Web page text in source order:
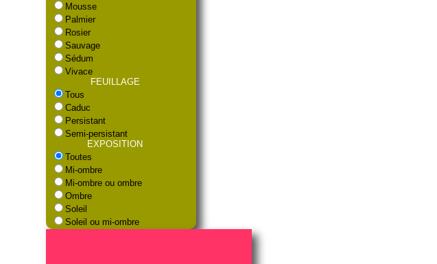
Mousse
Palmier
Rosier
Sauvage
Sédum
Vivace
FEUILLAGE
Tous
Caduc
Persistant
Semi-persistant
EXPOSITION
Toutes
Mi-ombre
Mi-ombre ou ombre
Ombre
Soleil
Soleil ou mi-ombre